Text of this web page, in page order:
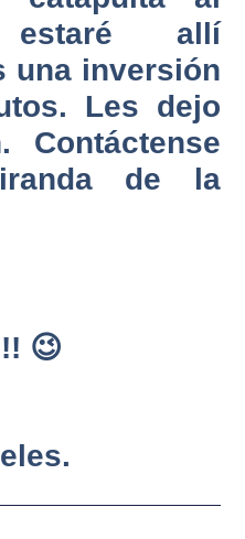
allí
una inversión
Les dejo
Contáctense
de la
😉